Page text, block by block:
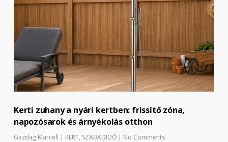
Kerti zuhany a nyári kertben: frissítő zóna,
napozósarok és árnyékolás otthon
Gazdag Marcell | KERT, SZABADIDŐ | No Comments